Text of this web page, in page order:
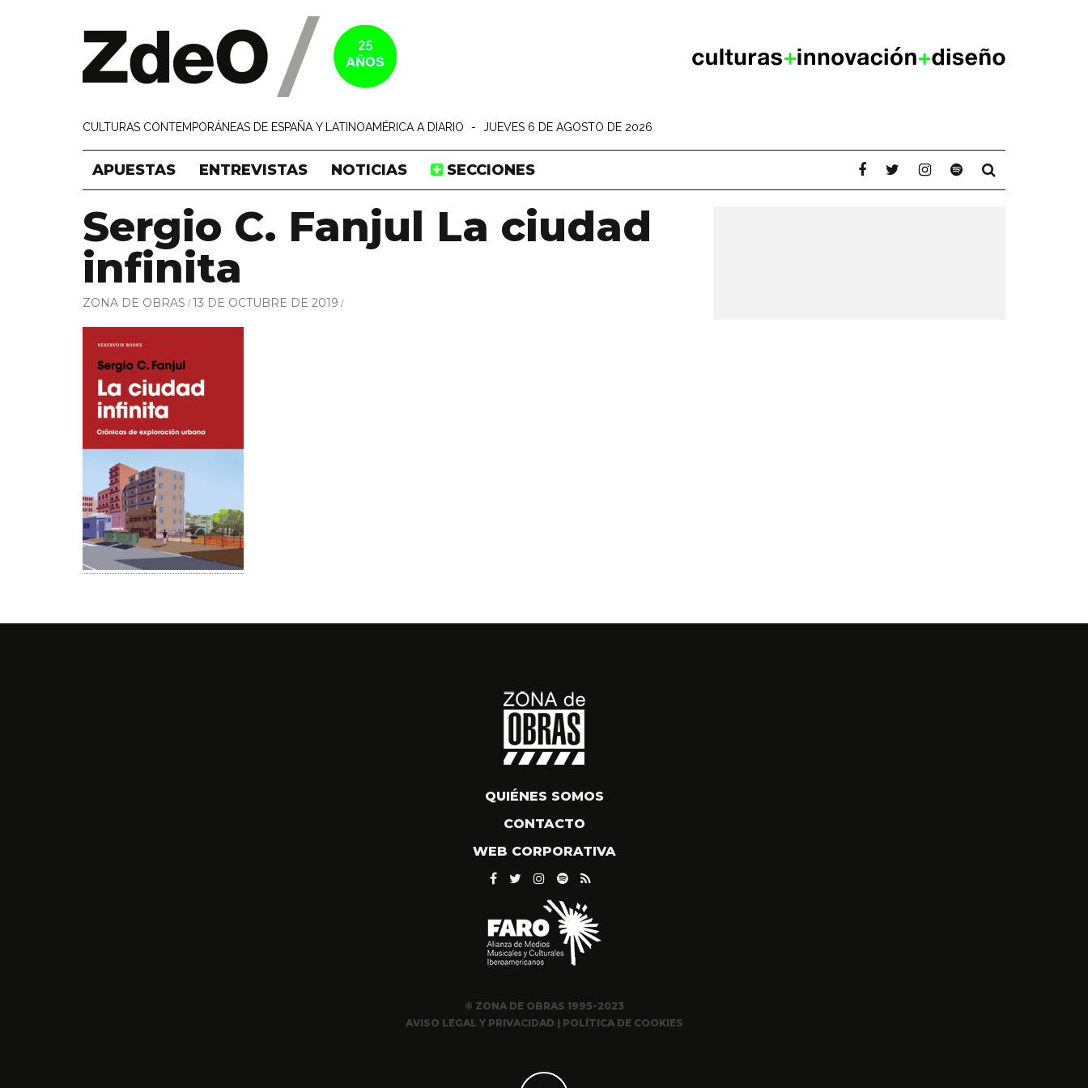
CULTURAS CONTEMPORÁNEAS DE ESPAÑA Y LATINOAMÉRICA A DIARIO - JUEVES 6 DE AGOSTO DE 2026
APUESTAS ENTREVISTAS NOTICIAS SECCIONES
Sergio C. Fanjul La ciudad
infinita
ZONA DE OBRAS 13 DE OCTUBRE DE 2019
QUIÉNES SOMOS
CONTACTO
WEB CORPORATIVA
© ZONA DE OBRAS 1995-2023
AVISO LEGAL Y PRIVACIDAD | POLÍTICA DE COOKIES